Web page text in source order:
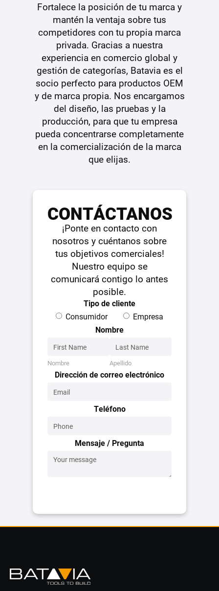
Fortalece la posición de tu marca y
mantén la ventaja sobre tus
competidores con tu propia marca
privada. Gracias a nuestra
experiencia en comercio global y
gestión de categorías, Batavia es el
socio perfecto para productos OEM
y de marca propia. Nos encargamos
del diseño, las pruebas y la
producción, para que tu empresa
pueda concentrarse completamente
en la comercialización de la marca
que elijas.
CONTÁCTANOS
¡Ponte en contacto con
nosotros y cuéntanos sobre
tus objetivos comerciales!
Nuestro equipo se
comunicará contigo lo antes
posible.
Tipo de cliente
Consumidor
Empresa
Nombre
Nombre Apellido
Dirección de correo electrónico
Teléfono
Mensaje / Pregunta